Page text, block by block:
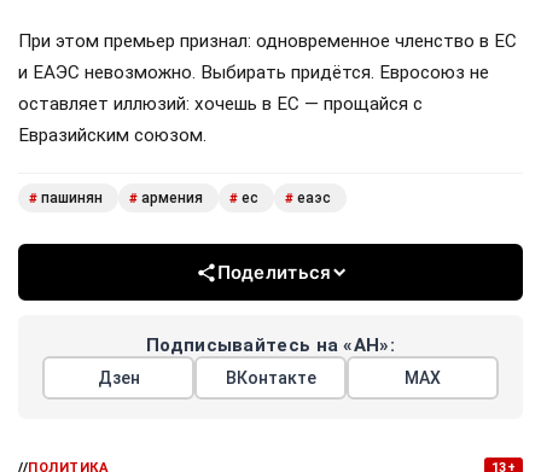
При этом премьер признал: одновременное членство в ЕС
и ЕАЭС невозможно. Выбирать придётся. Евросоюз не
оставляет иллюзий: хочешь в ЕС — прощайся с
Евразийским союзом.
# пашинян # армения # ес # еаэс
Поделиться
Подписывайтесь на «АН»:
Дзен ВКонтакте МАХ
//ПОЛИТИКА 13+